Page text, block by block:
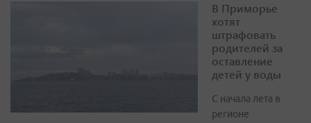
В Приморье
хотят
штрафовать
родителей за
оставление
детей у воды
С начала лета в
регионе